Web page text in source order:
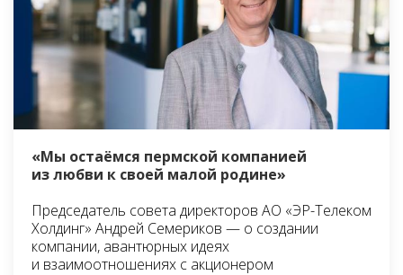
«Мы остаёмся пермской компанией
из любви к своей малой родине»
Председатель совета директоров АО «ЭР-Телеком
Холдинг» Андрей Семериков — о создании
компании, авантюрных идеях
и взаимоотношениях с акционером